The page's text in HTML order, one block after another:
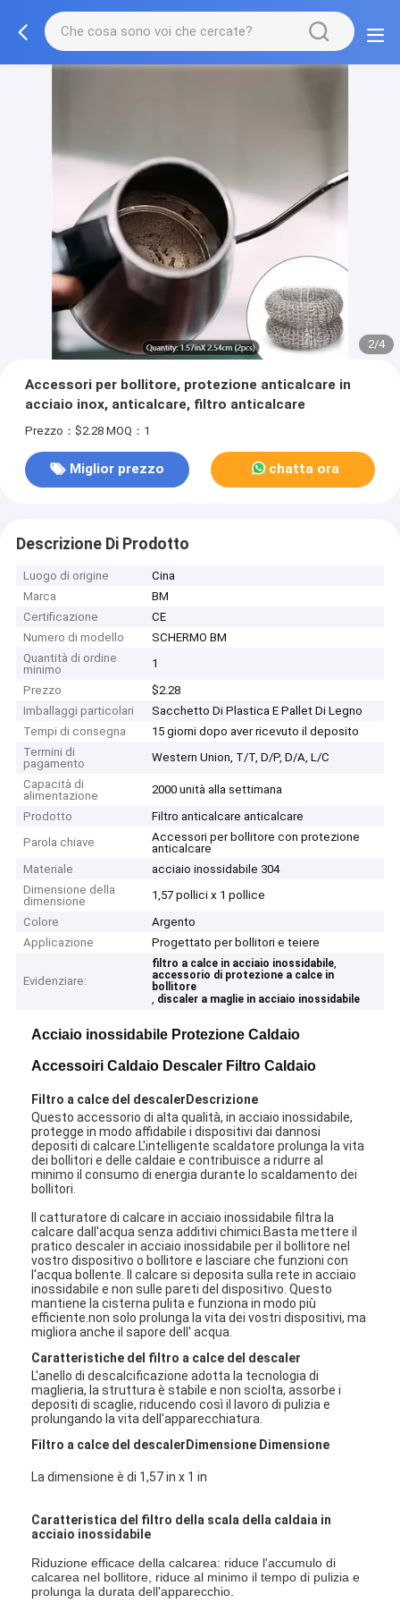
2/4
Accessori per bollitore, protezione anticalcare in
acciaio inox, anticalcare, filtro anticalcare
Prezzo：$2.28 MOQ：1
Miglior prezzo chatta ora
Descrizione Di Prodotto
Luogo di origine
Cina
Marca
BM
Certificazione
CE
Numero di modello
SCHERMO BM
Quantità di ordine
minimo
1
Prezzo
$2.28
Imballaggi particolari
Sacchetto Di Plastica E Pallet Di Legno
Tempi di consegna
15 giorni dopo aver ricevuto il deposito
Termini di
pagamento
Western Union, T/T, D/P, D/A, L/C
Capacità di
alimentazione
2000 unità alla settimana
Prodotto
Filtro anticalcare anticalcare
Parola chiave
Accessori per bollitore con protezione
anticalcare
Materiale
acciaio inossidabile 304
Dimensione della
dimensione
1,57 pollici x 1 pollice
Colore
Argento
Applicazione
Progettato per bollitori e teiere
Evidenziare:
filtro a calce in acciaio inossidabile,
accessorio di protezione a calce in
bollitore
, discaler a maglie in acciaio inossidabile
Acciaio inossidabile Protezione Caldaio
Accessoiri Caldaio Descaler Filtro Caldaio
Filtro a calce del descaler Descrizione
Questo accessorio di alta qualità, in acciaio inossidabile,
protegge in modo affidabile i dispositivi dai dannosi
depositi di calcare.L'intelligente scaldatore prolunga la vita
dei bollitori e delle caldaie e contribuisce a ridurre al
minimo il consumo di energia durante lo scaldamento dei
bollitori.
Il catturatore di calcare in acciaio inossidabile filtra la
calcare dall'acqua senza additivi chimici.Basta mettere il
pratico descaler in acciaio inossidabile per il bollitore nel
vostro dispositivo o bollitore e lasciare che funzioni con
l'acqua bollente. Il calcare si deposita sulla rete in acciaio
inossidabile e non sulle pareti del dispositivo. Questo
mantiene la cisterna pulita e funziona in modo più
efficiente.non solo prolunga la vita dei vostri dispositivi, ma
migliora anche il sapore dell' acqua.
Caratteristiche del filtro a calce del descaler
L'anello di descalcificazione adotta la tecnologia di
maglieria, la struttura è stabile e non sciolta, assorbe i
depositi di scaglie, riducendo così il lavoro di pulizia e
prolungando la vita dell'apparecchiatura.
Filtro a calce del descaler Dimensione Dimensione
La dimensione è di 1,57 in x 1 in
Caratteristica del filtro della scala della caldaia in
acciaio inossidabile
Riduzione efficace della calcarea: riduce l'accumulo di
calcarea nel bollitore, riduce al minimo il tempo di pulizia e
prolunga la durata dell'apparecchio.